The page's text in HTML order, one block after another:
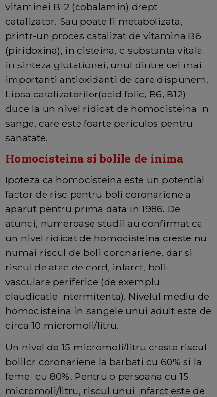
vitaminei B12 (cobalamin) drept
catalizator. Sau poate fi metabolizata,
printr-un proces catalizat de vitamina B6
(piridoxina), in cisteina, o substanta vitala
in sinteza glutationei, unul dintre cei mai
importanti antioxidanti de care dispunem.
Lipsa catalizatorilor(acid folic, B6, B12)
duce la un nivel ridicat de homocisteina in
sange, care este foarte periculos pentru
sanatate.
Homocisteina si bolile de inima
Ipoteza ca homocisteina este un potential
factor de risc pentru boli coronariene a
aparut pentru prima data in 1986. De
atunci, numeroase studii au confirmat ca
un nivel ridicat de homocisteina creste nu
numai riscul de boli coronariene, dar si
riscul de atac de cord, infarct, boli
vasculare periferice (de exemplu
claudicatie intermitenta). Nivelul mediu de
homocisteina in sangele unui adult este de
circa 10 micromoli/litru.
Un nivel de 15 micromoli/litru creste riscul
bolilor coronariene la barbati cu 60% si la
femei cu 80%. Pentru o persoana cu 15
micromoli/litru, riscul unui infarct este de